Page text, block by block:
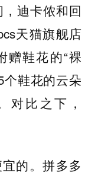
迪卡侬和回
天猫旗舰店
赠鞋花的“裸
个鞋花的云朵
对比之下，
的。拼多多